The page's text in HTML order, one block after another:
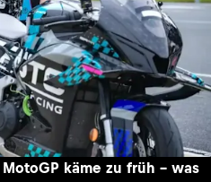
käme zu früh – was